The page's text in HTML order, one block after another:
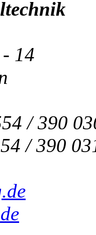
14
/ 390
/ 390